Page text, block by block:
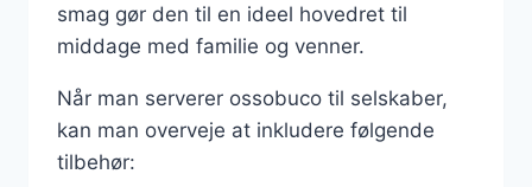
smag gør den til en ideel hovedret til
middage med familie og venner.
Når man serverer ossobuco til selskaber,
kan man overveje at inkludere følgende
tilbehør: